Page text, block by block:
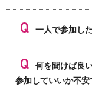
一人で参加し
何を聞けば良
参加していいか不安